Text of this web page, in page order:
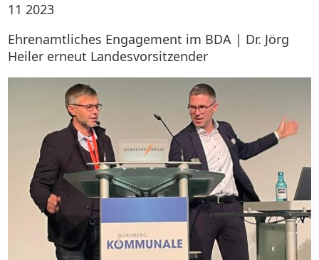
11 2023
Ehrenamtliches Engagement im BDA | Dr. Jörg
Heiler erneut Landesvorsitzender